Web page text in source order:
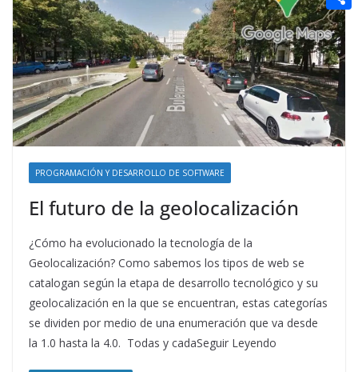
PROGRAMACIÓN Y DESARROLLO DE SOFTWARE
El futuro de la geolocalización
¿Cómo ha evolucionado la tecnología de la
Geolocalización? Como sabemos los tipos de web se
catalogan según la etapa de desarrollo tecnológico y su
geolocalización en la que se encuentran, estas categorías
se dividen por medio de una enumeración que va desde
la 1.0 hasta la 4.0. Todas y cadaSeguir Leyendo
n
g
e
r
e
r
e
r
e
s
t
a
i
l
e
d
d
i
t
C
o
m
p
a
r